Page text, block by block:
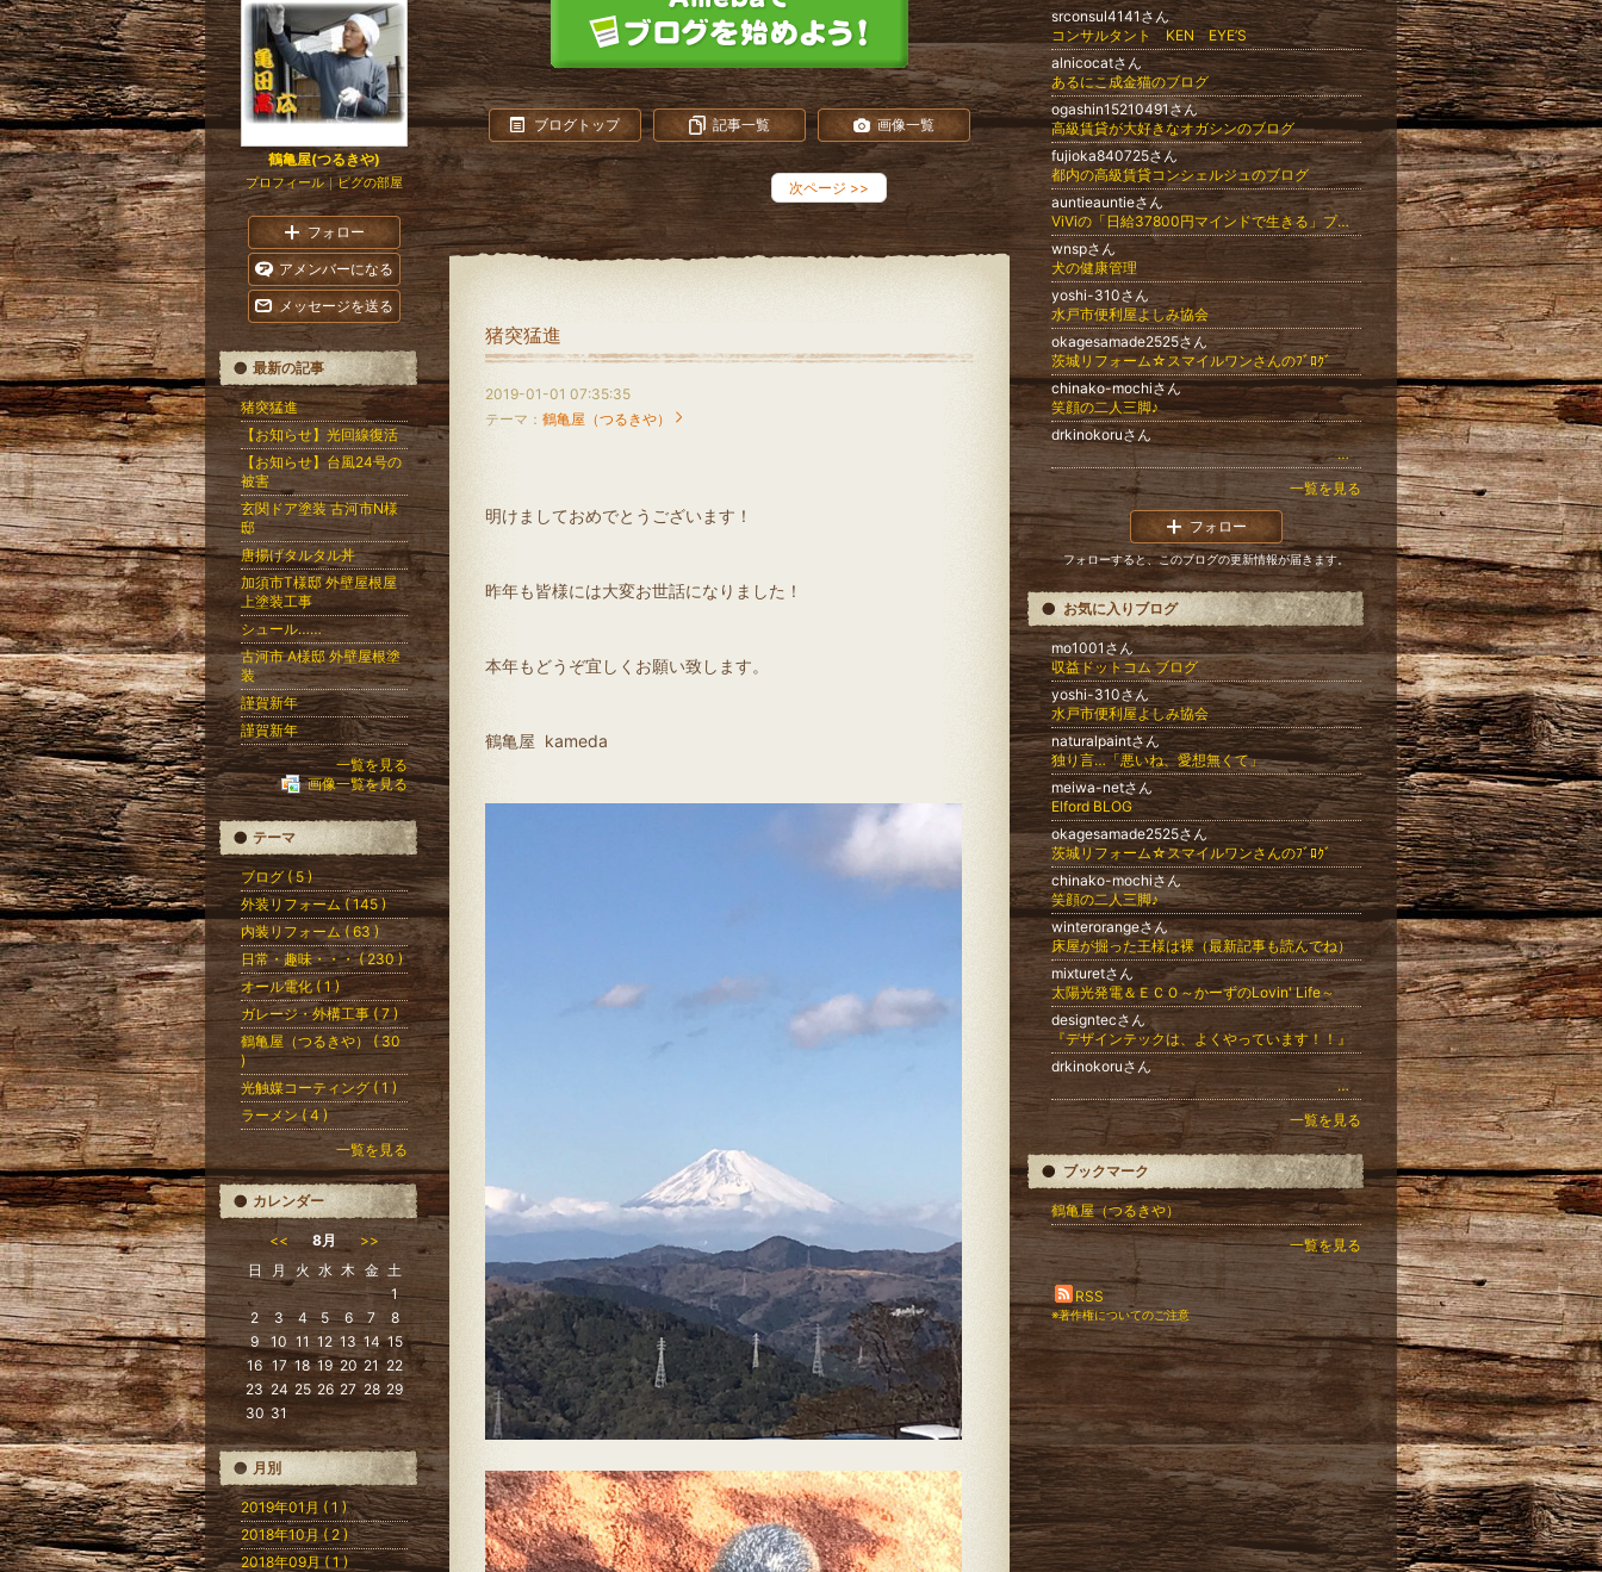
ブログトップ 記事一覧 画像一覧
次ページ >>
猪突猛進
2019-01-01 07:35:35
テーマ： 鶴亀屋（つるきや）
明けましておめでとうございます！
昨年も皆様には大変お世話になりました！
本年もどうぞ宜しくお願い致します。
鶴亀屋 kameda
srconsul4141さん
コンサルタント KEN EYE’S
alnicocatさん
あるにこ成金猫のブログ
ogashin15210491さん
高級賃貸が大好きなオガシンのブログ
fujioka840725さん
都内の高級賃貸コンシェルジュのブログ
auntieauntieさん
ViViの「日給37800円マインドで生きる」プロジェクト♫
wnspさん
犬の健康管理
yoshi-310さん
水戸市便利屋よしみ協会
okagesamade2525さん
茨城リフォーム☆スマイルワンさんのﾌﾞﾛｸﾞ
chinako-mochiさん
笑顔の二人三脚♪
drkinokoruさん
.
一覧を見る
フォロー
フォローすると、このブログの更新情報が届きます。
お気に入りブログ
mo1001さん
収益ドットコム ブログ
yoshi-310さん
水戸市便利屋よしみ協会
naturalpaintさん
独り言…「悪いね、愛想無くて」
meiwa-netさん
Elford BLOG
okagesamade2525さん
茨城リフォーム☆スマイルワンさんのﾌﾞﾛｸﾞ
chinako-mochiさん
笑顔の二人三脚♪
winterorangeさん
床屋が掘った王様は裸（最新記事も読んでね）
mixturetさん
太陽光発電＆ＥＣＯ～かーずのLovin' Life～
designtecさん
『デザインテックは、よくやっています！！』
drkinokoruさん
.
一覧を見る
ブックマーク
鶴亀屋（つるきや）
一覧を見る
RSS
※著作権についてのご注意
鶴亀屋(つるきや)
プロフィール｜ピグの部屋
フォロー
アメンバーになる
メッセージを送る
最新の記事
猪突猛進
【お知らせ】光回線復活
【お知らせ】台風24号の
被害
玄関ドア塗装 古河市N様
邸
唐揚げタルタル丼
加須市T様邸 外壁屋根屋
上塗装工事
シュール……
古河市 A様邸 外壁屋根塗
装
謹賀新年
謹賀新年
一覧を見る
画像一覧を見る
テーマ
ブログ ( 5 )
外装リフォーム ( 145 )
内装リフォーム ( 63 )
日常・趣味・・・ ( 230 )
オール電化 ( 1 )
ガレージ・外構工事 ( 7 )
鶴亀屋（つるきや） ( 30
)
光触媒コーティング ( 1 )
ラーメン ( 4 )
一覧を見る
カレンダー
<< 8月
>>
日
月 火 水 木 金 土
1
2
3 4 5 6 7
8
9
10 11 12 13 14 15
16 17 18 19 20 21 22
23 24 25 26 27 28 29
30 31
月別
2019年01月 ( 1 )
2018年10月 ( 2 )
2018年09月 ( 1 )